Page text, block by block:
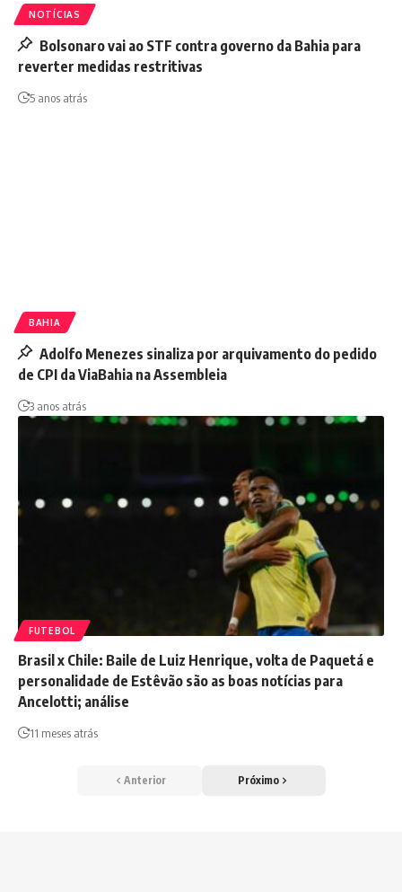
NOTÍCIAS
Bolsonaro vai ao STF contra governo da Bahia para
reverter medidas restritivas
5 anos atrás
BAHIA
Adolfo Menezes sinaliza por arquivamento do pedido
de CPI da ViaBahia na Assembleia
3 anos atrás
FUTEBOL
Brasil x Chile: Baile de Luiz Henrique, volta de Paquetá e
personalidade de Estêvão são as boas notícias para
Ancelotti; análise
11 meses atrás
Anterior Próximo